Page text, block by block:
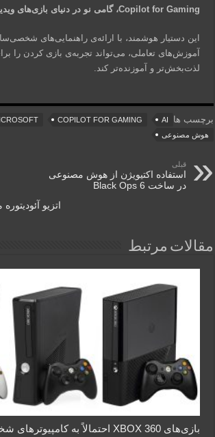
Copilot for Gaming، گامی نو در دنیای بازی‌های ویدیویی:
این دستیار هوشمند، با ارائه‌ی راهنمایی‌های
آموزش‌های تعاملی، می‌تواند تجربه‌ی بازی کردن را
لذت‌بخش‌تر و آموزنده‌تر کند.
برچسب ها AI
COPILOT FOR GAMING
هوش مصنوعی
قبلی
استفاده اکتیویژن از هوش مصنوعی
در ساخت Black Ops 6
اتزیو
مقالات مرتبط
بازی‌های XBOX 360 احتمالاً به کامپیوترهای شخصی می‌آیند